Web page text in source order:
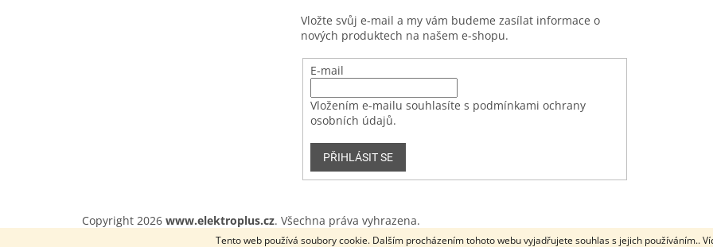
Tento web používá soubory cookie. Dalším procházením tohoto webu vyjadřujete souhlas s jejich používáním..
Vložte svůj e-mail a my vám budeme zasílat informace o
nových produktech na našem e-shopu.
E-mail
Vložením e-mailu souhlasíte s podmínkami ochrany
osobních údajů.
PŘIHLÁSIT SE
Copyright 2026 www.elektroplus.cz. Všechna práva vyhrazena.